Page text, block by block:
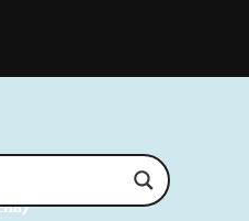
Delafon Brive